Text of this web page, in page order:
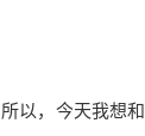
以，今天我想和